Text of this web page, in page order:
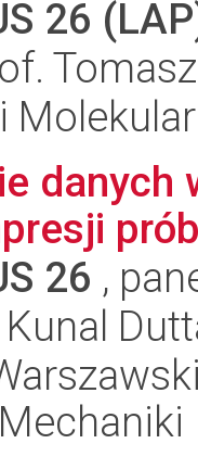
26
danych
26 ,